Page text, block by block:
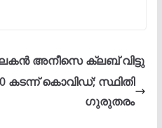
അനീസെ ക്ലബ് വിട്ടു
കടന്ന് കൊവിഡ്; സ്ഥിതി
ഗുരുതരം